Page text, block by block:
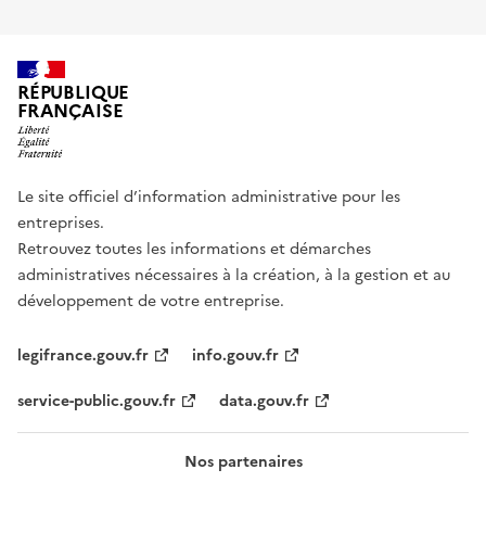
RÉPUBLIQUE
FRANÇAISE
Le site officiel d’information administrative pour les
entreprises.
Retrouvez toutes les informations et démarches
administratives nécessaires à la création, à la gestion et au
développement de votre entreprise.
legifrance.gouv.fr
info.gouv.fr
service-public.gouv.fr
data.gouv.fr
Nos partenaires